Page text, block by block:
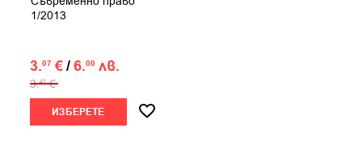
1/2013
3.07 €/6.00 лв.
3.41 €
ИЗБЕРЕТЕ